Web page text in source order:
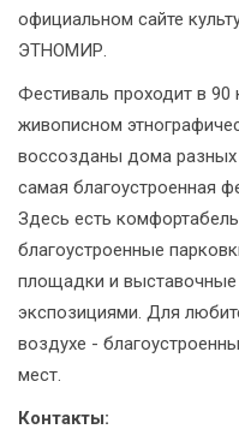
официальном сайте
ЭТНОМИР.
Фестиваль проходит в
живописном
воссозданы дома
самая благоустроенная
Здесь есть
благоустроенные
площадки и
экспозициями. Для
воздухе -
мест.
Контакты: